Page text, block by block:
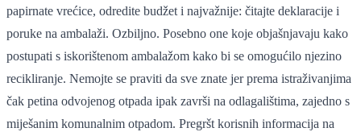
papirnate vrećice, odredite budžet i najvažnije: čitajte deklaracije i
poruke na ambalaži. Ozbiljno. Posebno one koje objašnjavaju kako
postupati s iskorištenom ambalažom kako bi se omogućilo njezino
recikliranje. Nemojte se praviti da sve znate jer prema istraživanjima
čak petina odvojenog otpada ipak završi na odlagalištima, zajedno s
miješanim komunalnim otpadom. Pregršt korisnih informacija na